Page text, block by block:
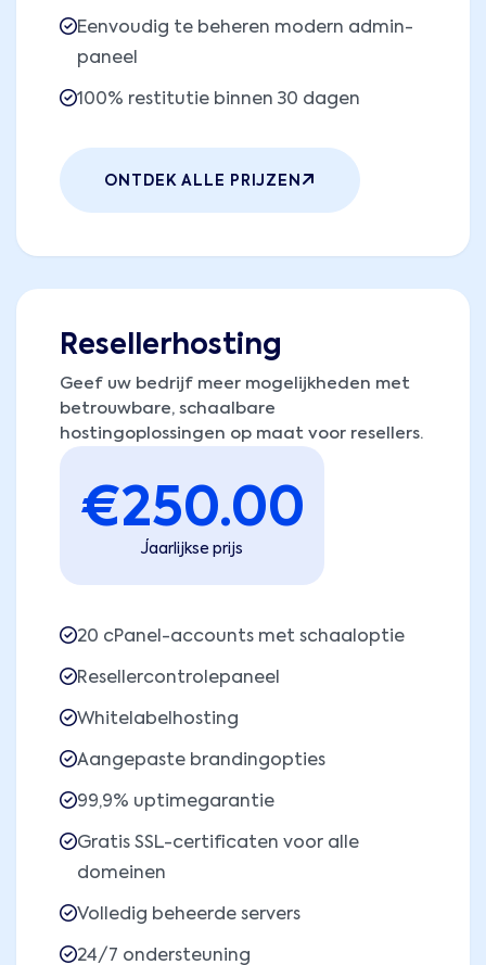
Eenvoudig te beheren modern admin-
paneel
100% restitutie binnen 30 dagen
ONTDEK ALLE PRIJZEN
€250.00
Jaarlijkse prijs
Resellerhosting
Geef uw bedrijf meer mogelijkheden met
betrouwbare, schaalbare
hostingoplossingen op maat voor resellers.
20 cPanel-accounts met schaaloptie
Resellercontrolepaneel
Whitelabelhosting
Aangepaste brandingopties
99,9% uptimegarantie
Gratis SSL-certificaten voor alle
domeinen
Volledig beheerde servers
24/7 ondersteuning